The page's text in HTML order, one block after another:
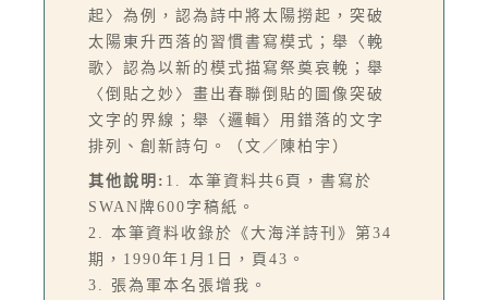
起〉為例，認為詩中將太陽撈起，突破
太陽東升西落的習慣書寫模式；舉〈輓
歌〉認為以新的模式描寫祭奠哀輓；舉
〈倒貼之妙〉畫出春聯倒貼的圖像突破
文字的界線；舉〈邏輯〉用錯落的文字
排列、創新詩句。（文／陳柏宇）
其他說明: 1. 本筆資料共6頁，書寫於
SWAN牌600字稿紙。
2. 本筆資料收錄於《大海洋詩刊》第34
期，1990年1月1日，頁43。
3. 張為軍本名張增我。